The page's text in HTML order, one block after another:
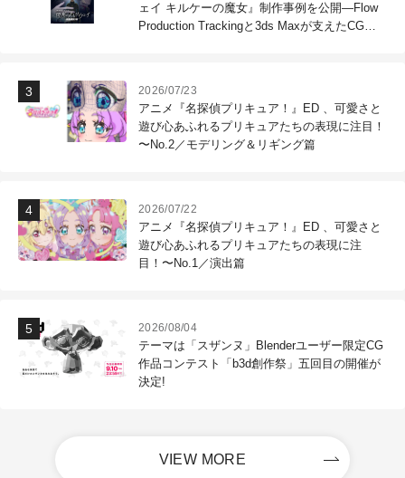
ェイ キルケーの魔女』制作事例を公開―Flow
Production Trackingと3ds Maxが支えたCG制
2026/07/23
アニメ『名探偵プリキュア！』ED 、可愛さと
遊び心あふれるプリキュアたちの表現に注目！
〜No.2／モデリング＆リギング篇
2026/07/22
アニメ『名探偵プリキュア！』ED 、可愛さと
遊び心あふれるプリキュアたちの表現に注
目！〜No.1／演出篇
2026/08/04
テーマは「スザンヌ」Blenderユーザー限定CG
作品コンテスト「b3d創作祭」五回目の開催が
決定!
VIEW MORE